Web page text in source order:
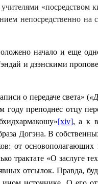
непосредственно
начало и еще
и дзэнскими
о передаче света» («
году преподнес отцу
[xiv], а к
Догэна. В
от основополагающих
трактате «О заслуге
отсылок. Правда,